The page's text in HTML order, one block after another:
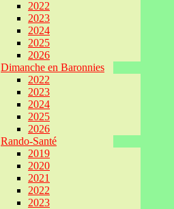
2022
2023
2024
2025
2026
Dimanche en Baronnies
2022
2023
2024
2025
2026
Rando-Santé
2019
2020
2021
2022
2023